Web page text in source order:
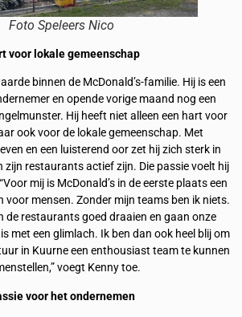
Foto Speleers Nico
voor lokale gemeenschap
binnen de McDonald’s-familie. Hij is een
en opende vorige maand nog een
Hij heeft niet alleen een hart voor
ook voor de lokale gemeenschap. Met
en een luisterend oor zet hij zich sterk in
zijn restaurants actief zijn. Die passie voelt hij
mij is McDonald’s in de eerste plaats een
voor mensen. Zonder mijn teams ben ik niets.
de restaurants goed draaien en gaan onze
met een glimlach. Ik ben dan ook heel blij om
in Kuurne een enthousiast team te kunnen
voegt Kenny toe.
voor het ondernemen